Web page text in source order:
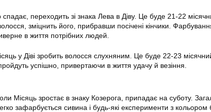
переходить зі знака Лева в Діву. Це буде 21-22
зміцнить його, прибравши посічені кінчики.
в життя потрібних людей.
у Діві зробить волосся слухняним. Це буде 22-23
успішно, привертаючи в життя удачу й везіння.
Місяць зростає в знаку Козерога, припадає на суботу.
зафарбується сивина і будь-які експерименти з кольором